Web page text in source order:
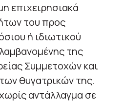
επιχειρησιακά
του προς
ή ιδιωτικού
της
Συμμετοχών και
θυγατρικών της.
αντάλλαγμα σε